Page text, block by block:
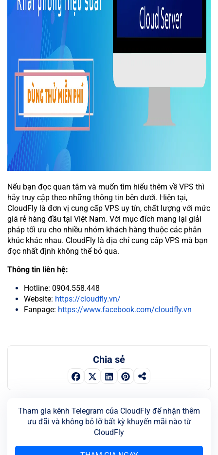
Nếu bạn đọc quan tâm và muốn tìm hiểu thêm về VPS thì
hãy truy cập theo những thông tin bên dưới. Hiện tại,
CloudFly là đơn vị cung cấp VPS uy tín, chất lượng với mức
giá rẻ hàng đầu tại Việt Nam. Với mục đích mang lại giải
pháp tối ưu cho nhiều nhóm khách hàng thuộc các phân
khúc khác nhau. CloudFly là địa chỉ cung cấp VPS mà bạn
đọc nhất định không thể bỏ qua.
Thông tin liên hệ:
Hotline: 0904.558.448
Website: https://cloudfly.vn/
Fanpage: https://www.facebook.com/cloudfly.vn
Chia sẻ
Tham gia kênh Telegram của CloudFly để nhận thêm
ưu đãi và không bỏ lỡ bất kỳ khuyến mãi nào từ
CloudFly